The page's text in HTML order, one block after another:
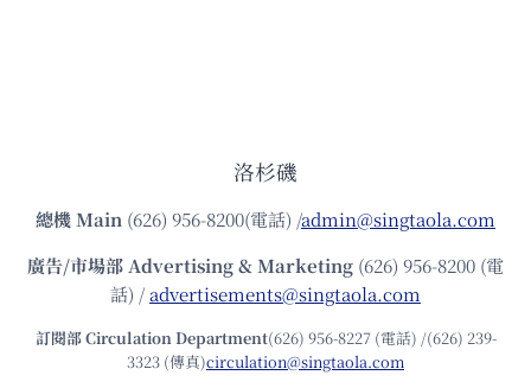
洛杉磯
總機Main (626) 956-8200(電話) /admin@singtaola.com
廣告/市場部Advertising & Marketing (626) 956-8200 (電
話) /advertisements@singtaola.com
訂閱部 Circulation Department(626) 956-8227 (電話) /(626) 239-
3323 (傳真)circulation@singtaola.com